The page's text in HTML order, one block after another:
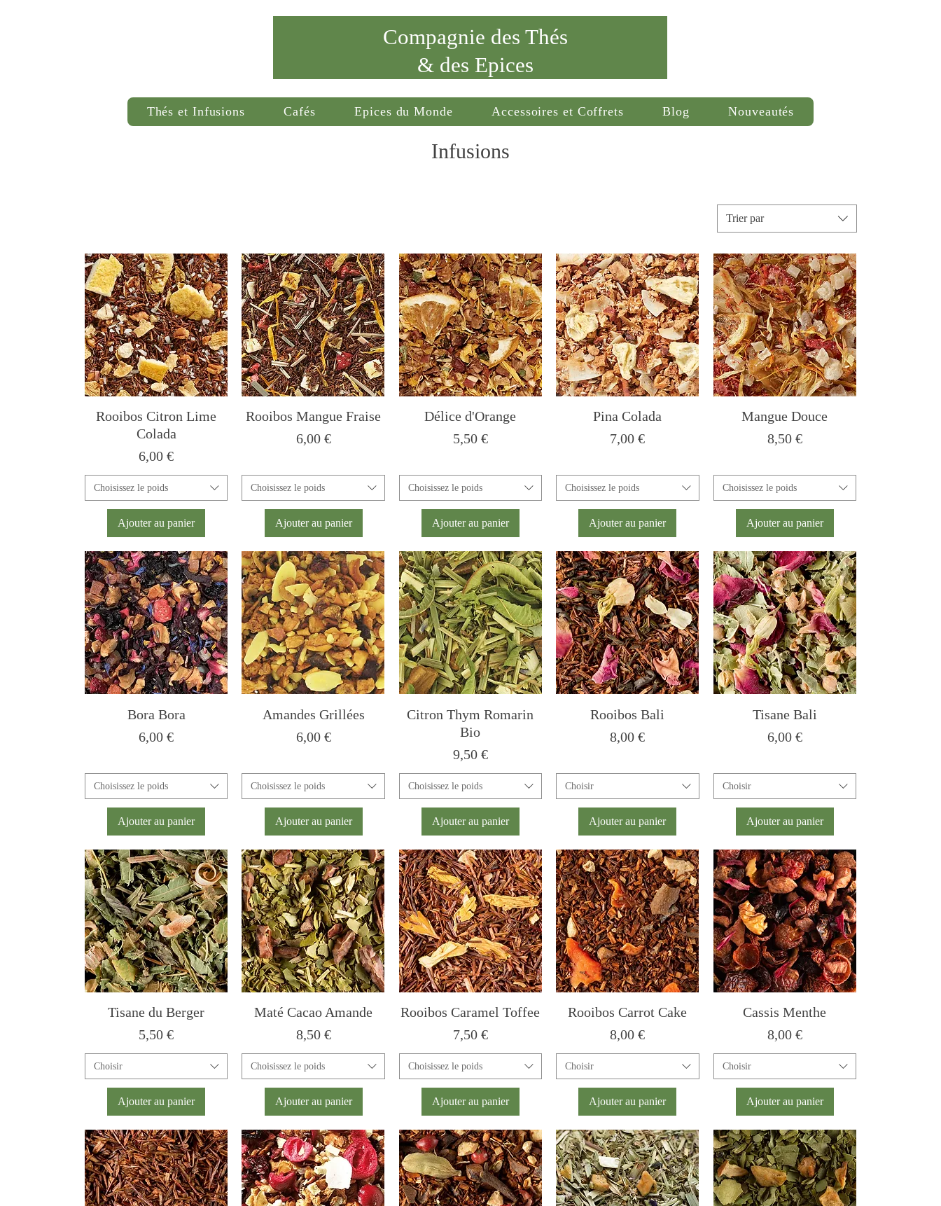
Compagnie des Thés
& des Epices
Thés et Infusions Cafés Epices du Monde Accessoires et Coffrets Blog Nouveautés
Infusions
Trier par
Rooibos Citron Lime
Colada
Prix
6,00 €
Choisissez le poids
Ajouter au panier
Rooibos Mangue Fraise
Prix
6,00 €
Choisissez le poids
Ajouter au panier
Délice d'Orange
Prix
5,50 €
Choisissez le poids
Ajouter au panier
Pina Colada
Prix
7,00 €
Choisissez le poids
Ajouter au panier
Mangue Douce
Prix
8,50 €
Choisissez le poids
Ajouter au panier
Bora Bora
Prix
6,00 €
Choisissez le poids
Ajouter au panier
Amandes Grillées
Prix
6,00 €
Choisissez le poids
Ajouter au panier
Citron Thym Romarin
Bio
Prix
9,50 €
Choisissez le poids
Ajouter au panier
Rooibos Bali
Prix
8,00 €
Choisir
Ajouter au panier
Tisane Bali
Prix
6,00 €
Choisir
Ajouter au panier
Tisane du Berger
Prix
5,50 €
Choisir
Ajouter au panier
Maté Cacao Amande
Prix
8,50 €
Choisissez le poids
Ajouter au panier
Rooibos Caramel Toffee
Prix
7,50 €
Choisissez le poids
Ajouter au panier
Rooibos Carrot Cake
Prix
8,00 €
Choisir
Ajouter au panier
Cassis Menthe
Prix
8,00 €
Choisir
Ajouter au panier